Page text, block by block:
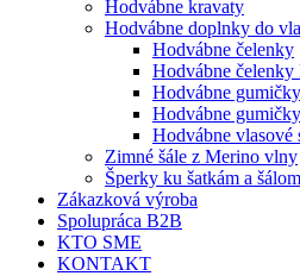
Hodvábne kravaty
Hodvábne doplnky do
Hodvábne čelenky
Hodvábne čelenky
Hodvábne gumičky
Hodvábne
Hodvábne vlasové
Zimné šále z Merino vlny
Šperky ku šatkám a šálom
Zákazková výroba
Spolupráca B2B
KTO SME
KONTAKT